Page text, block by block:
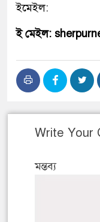
ইমেইল:
ই মেইল:
Write Your
মন্তব্য